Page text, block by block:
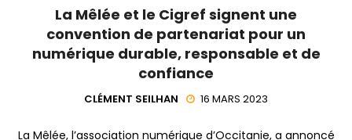
La Mêlée et le Cigref signent une
convention de partenariat pour un
numérique durable, responsable et de
confiance
CLÉMENT SEILHAN 16 MARS 2023
La Mêlée, l’association numérique d’Occitanie, a annoncé